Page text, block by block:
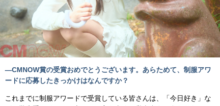
―CMNOW賞の受賞おめでとうございます。あらためて、制服アワ
ードに応募したきっかけはなんですか？
これまでに制服アワードで受賞している皆さんは、「今日好き」な